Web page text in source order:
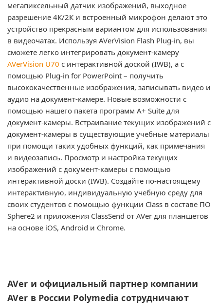
мегапиксельный датчик изображений, выходное
разрешение 4К/2К и встроенный микрофон делают это
устройство прекрасным вариантом для использования
в видеочатах. Используя AVerVision Flash Plug-in, вы
сможете легко интегрировать документ-камеру
AVerVision U70 с интерактивной доской (IWB), а с
помощью Plug-in for PowerPoint – получить
высококачественные изображения, записывать видео и
аудио на документ-камере. Новые возможности с
помощью нашего пакета программ A+ Suite для
документ-камеры. Встраивание текущих изображений с
документ-камеры в существующие учебные материалы
при помощи таких удобных функций, как примечания
и видеозапись. Просмотр и настройка текущих
изображений с документ-камеры с помощью
интерактивной доски (IWB). Создайте по-настоящему
интерактивную, индивидуальную учебную среду для
своих студентов с помощью функции Class в составе ПО
Sphere2 и приложения ClassSend от AVer для планшетов
на основе iOS, Android и Chrome.
AVer и официальный партнер компании
AVer в России Polymedia сотрудничают